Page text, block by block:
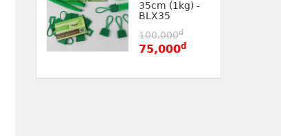
35cm (1kg) -
BLX35
100,000đ
75,000đ